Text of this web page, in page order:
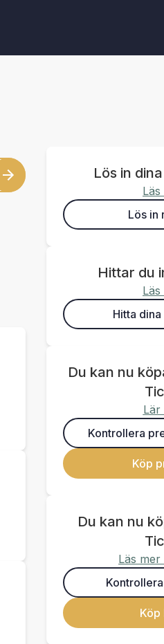
Lös in
Lös in
Hittar du
Hitta
Du kan nu
Lär
Kontrollera
Köp
Du kan nu
Läs